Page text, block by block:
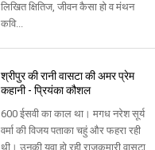
लिखित क्षितिज, जीवन कैसा हो व मंथन
कवि...
श्रीपुर की रानी वासटा की अमर प्रेम
कहानी - प्रियंका कौशल
600 ईसवी का काल था। मगध नरेश सूर्य
वर्मा की विजय पताका चहुं और फहरा रही
थी। उनकी युवा हो रही राजकुमारी वासटा